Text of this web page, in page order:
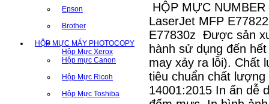
Epson
Brother
HỘP MỰC MÁY PHOTOCOPY
Hộp Mực Xerox
Hộp mực Canon
Hộp Mực Ricoh
Hộp Mực Toshiba
HỘP MỰC
LaserJet MFP
E77830z Được sản
hành sử dụng đến
may xảy ra lỗi). Chất
tiêu chuẩn chất
14001:2015 In ấn dễ